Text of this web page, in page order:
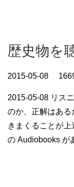
歴史物を
2015-05-08
2015-05-08 リス
のか、正解はあ
きまくることが
の Audiobooks が